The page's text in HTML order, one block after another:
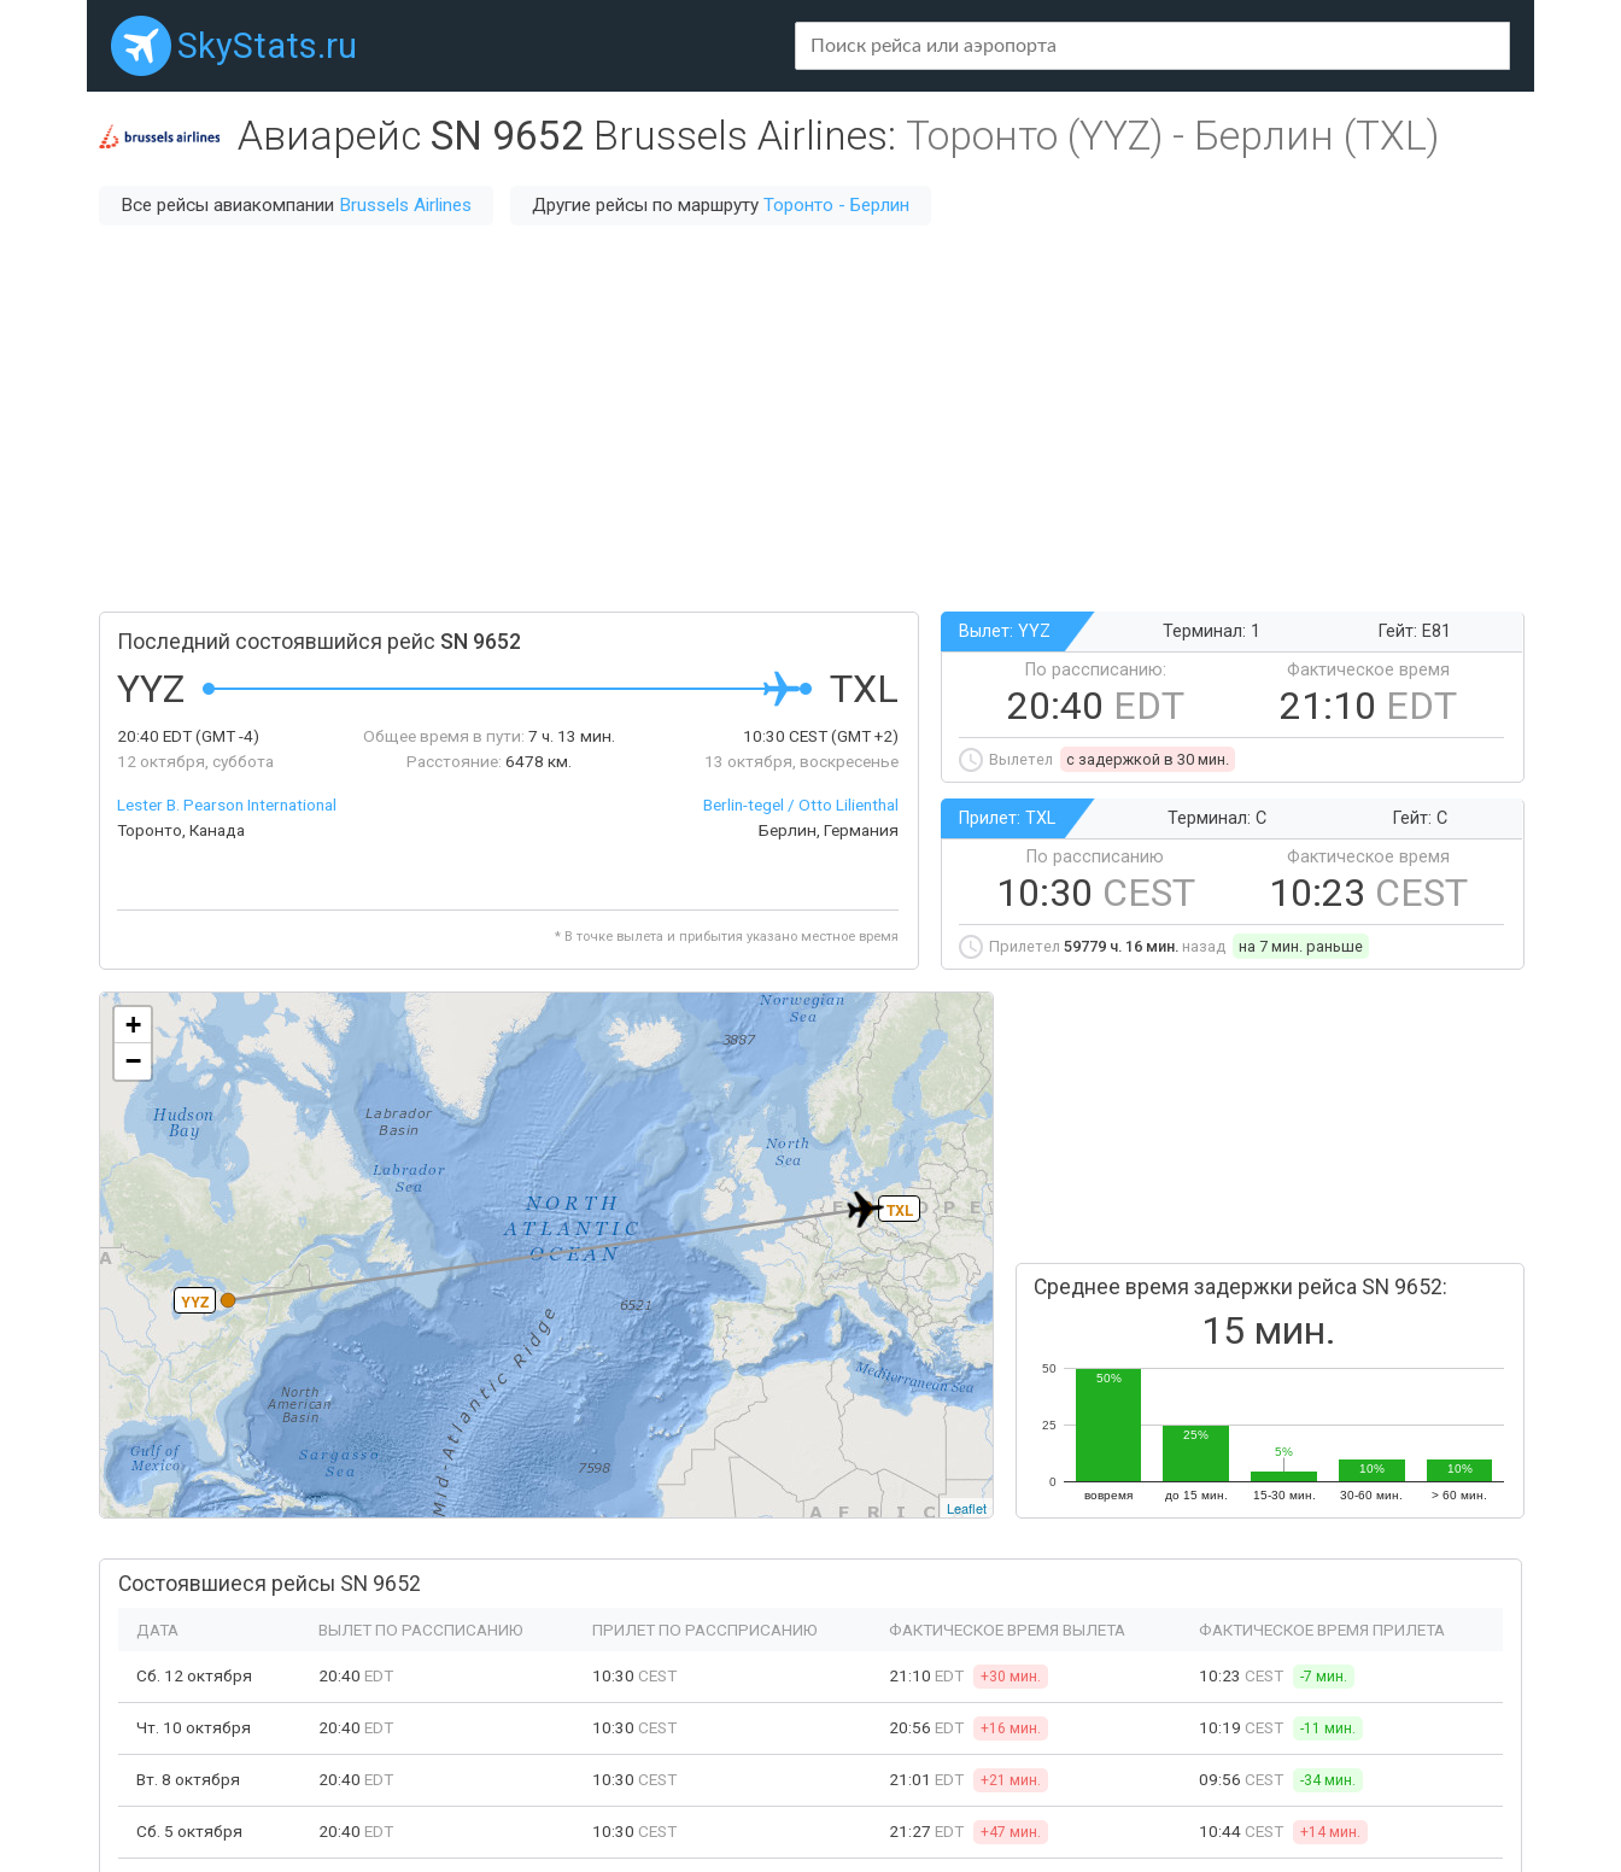
SkyStats.ru
Авиарейс SN 9652 Brussels Airlines: Торонто (YYZ) - Берлин (TXL)
Все рейсы авиакомпании Brussels Airlines Другие рейсы по маршруту Торонто - Берлин
Последний состоявшийся рейс SN 9652
YYZ TXL
20:40 EDT(GMT -4)
12 октября, суббота
Общее время в пути: 7 ч. 13 мин.
Расстояние: 6478 км.
10:30 CEST(GMT +2)
13 октября, воскресенье
Lester B. Pearson International
Торонто, Канада
Berlin-tegel / Otto Lilienthal
Берлин, Германия
* В точке вылета и прибытия указано местное время
Вылет: YYZ Терминал: 1
Гейт: E81
По рассписанию:
20:40 EDT
Фактическое время
21:10 EDT
Вылетел c задержкой в 30 мин.
Прилет: TXL Терминал: C
Гейт: C
По рассписанию
10:30 CEST
Фактическое время
10:23 CEST
Прилетел 59779 ч. 16 мин. назад на 7 мин. раньше
YYZ
TXL
+
−
Leaflet
Среднее время задержки рейса SN 9652:
15 мин.
вовремя до 15 мин. 15-30 мин. 30-60 мин. > 60 мин.
0
25
50
50%
25%
5%
5%
10%
10%
Состоявшиеся рейсы SN 9652
ДАТА ВЫЛЕТ ПО РАССПИСАНИЮ ПРИЛЕТ ПО РАССПРИСАНИЮ ФАКТИЧЕСКОЕ ВРЕМЯ ВЫЛЕТА ФАКТИЧЕСКОЕ ВРЕМЯ ПРИЛЕТА
Сб. 12 октября 20:40 EDT 10:30 CEST 21:10 EDT +30 мин. 10:23 CEST -7 мин.
Чт. 10 октября 20:40 EDT 10:30 CEST 20:56 EDT +16 мин. 10:19 CEST -11 мин.
Вт. 8 октября 20:40 EDT 10:30 CEST 21:01 EDT +21 мин. 09:56 CEST -34 мин.
Сб. 5 октября 20:40 EDT 10:30 CEST 21:27 EDT +47 мин. 10:44 CEST +14 мин.